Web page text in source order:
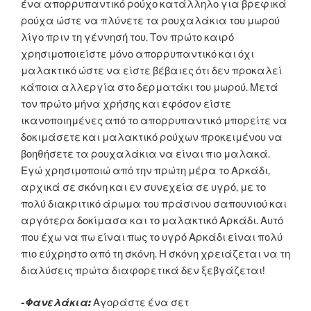
ένα απορρυπαντικό ρούχο κατάλληλο για βρεφικά
ρούχα ώστε να πλύνετε τα ρουχαλάκια του μωρού
λίγο πριν τη γέννησή του. Τον πρώτο καιρό
χρησιμοποιείστε μόνο απορρυπαντικό και όχι
μαλακτικό ώστε να είστε βέβαιες ότι δεν προκαλεί
κάποια αλλεργία στο δερματάκι του μωρού. Μετά
τον πρώτο μήνα χρήσης και εφόσον είστε
ικανοποιημένες από το απορρυπαντικό μπορείτε να
δοκιμάσετε και μαλακτικό ρούχων προκειμένου να
βοηθήσετε τα ρουχαλάκια να είναι πιο μαλακά.
Εγώ χρησιμοποιώ από την πρώτη μέρα το Αρκάδι,
αρχικά σε σκόνη και εν συνεχεία σε υγρό, με το
πολύ διακριτικό άρωμα του πράσινου σαπουνιού και
αργότερα δοκίμασα και το μαλακτικό Αρκάδι. Αυτό
που έχω να πω είναι πως το υγρό Αρκάδι είναι πολύ
πιο εύχρηστο από τη σκόνη. Η σκόνη χρειάζεται να τη
διαλύσεις πρώτα διαφορετικά δεν ξεβγάζεται!
-Φανελάκια:Αγοράστε ένα σετ